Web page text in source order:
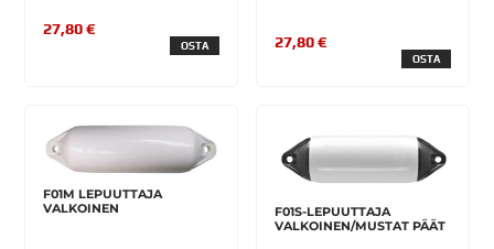
27,80 €
OSTA 27,80 €
OSTA
F01M LEPUUTTAJA
VALKOINEN
F01S-LEPUUTTAJA
VALKOINEN/MUSTAT PÄÄT